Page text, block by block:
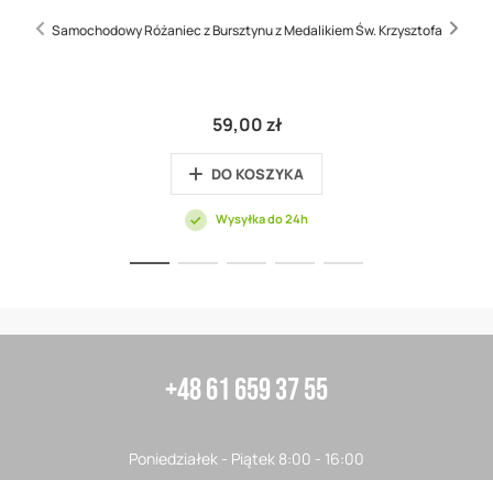
Samochodowy Różaniec z Bursztynu z Medalikiem Św. Krzysztofa
59,00 zł
DO KOSZYKA
Wysyłka do 24h
+48 61 659 37 55
Poniedziałek - Piątek 8:00 - 16:00